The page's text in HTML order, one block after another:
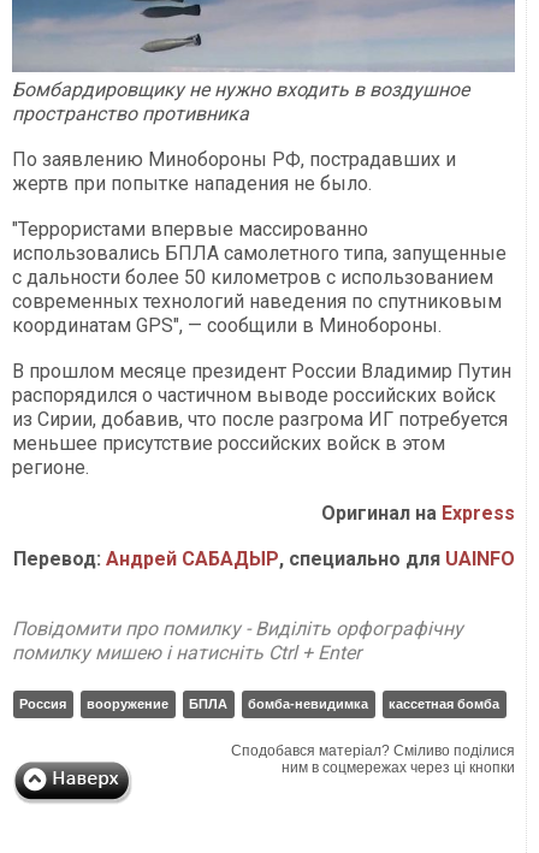
Бомбардировщику не нужно входить в воздушное
пространство противника
По заявлению Минобороны РФ, пострадавших и
жертв при попытке нападения не было.
"Террористами впервые массированно
использовались БПЛА самолетного типа, запущенные
с дальности более 50 километров с использованием
современных технологий наведения по спутниковым
координатам GPS", — сообщили в Минобороны.
В прошлом месяце президент России Владимир Путин
распорядился о частичном выводе российских войск
из Сирии, добавив, что после разгрома ИГ потребуется
меньшее присутствие российских войск в этом
регионе.
Оригинал на Express
Перевод:Андрей САБАДЫР, специально для UAINFO
Повідомити про помилку - Виділіть орфографічну
помилку мишею і натисніть Ctrl + Enter
Россия вооружение БПЛА бомба-невидимка кассетная бомба
Сподобався матеріал? Сміливо поділися
ним в соцмережах через ці кнопки